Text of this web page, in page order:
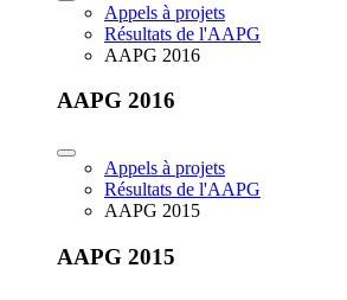
Appels à projets
Résultats de l'AAPG
AAPG 2016
AAPG 2016
Appels à projets
Résultats de l'AAPG
AAPG 2015
AAPG 2015